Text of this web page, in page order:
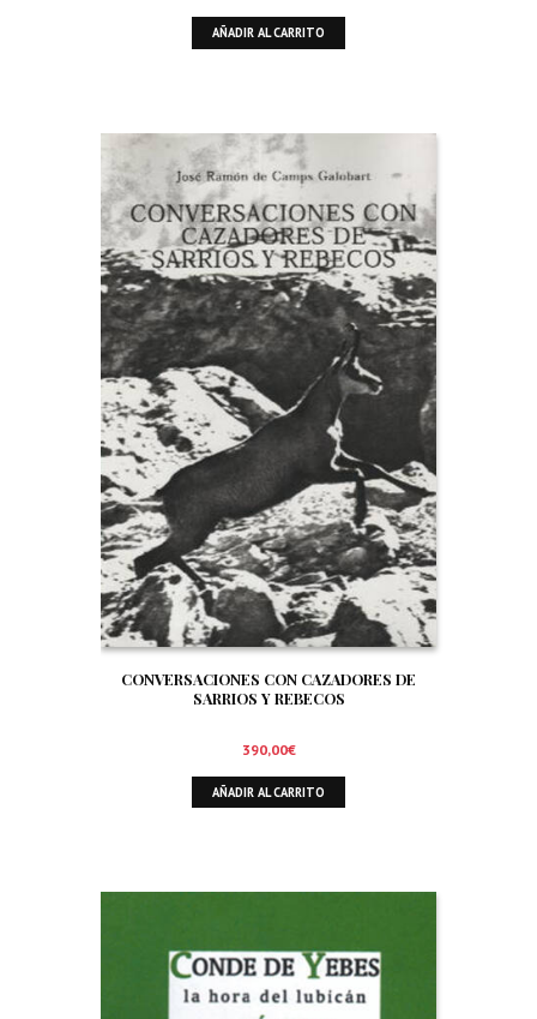
AÑADIR AL CARRITO
CONVERSACIONES CON CAZADORES DE
SARRIOS Y REBECOS
390,00€
AÑADIR AL CARRITO